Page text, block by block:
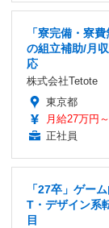
「寮完備・寮
の組立補助/月
応
株式会社Tetote
東京都
月給27万円
正社員
「27卒」ゲー
T・デザイン系
目